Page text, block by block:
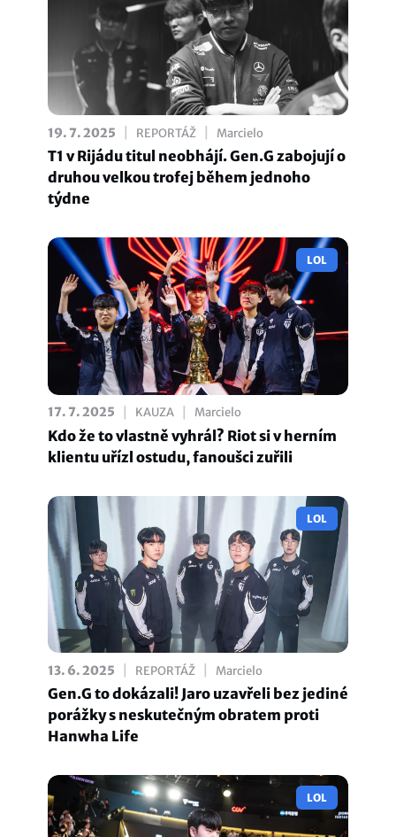
19. 7. 2025 REPORTÁŽ Marcielo
T1 v Rijádu titul neobhájí. Gen.G zabojují o
druhou velkou trofej během jednoho
týdne
LOL
17. 7. 2025 KAUZA Marcielo
Kdo že to vlastně vyhrál? Riot si v herním
klientu uřízl ostudu, fanoušci zuřili
LOL
13. 6. 2025 REPORTÁŽ Marcielo
Gen.G to dokázali! Jaro uzavřeli bez jediné
porážky s neskutečným obratem proti
Hanwha Life
LOL